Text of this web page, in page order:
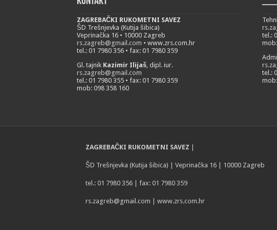
ZAGREBAČKI RUKOMETNI SAVEZ
ŠD Trešnjevka (Kutija šibica)
Veprinačka 16 • 10000 Zagreb
rs.zagreb@gmail.com • www.zrs.com.hr
tel.: 01 7980 356 • fax: 01 7980 359
Gl. tajnik Kazimir Ilijaš, dipl. iur.
rs.zagreb@gmail.com
tel.: 01 7980 355 • fax: 01 7980 359
mob: 098 358 160
tel.:
tel.:
ZAGREBAČKI RUKOMETNI SAVEZ
ŠD Trešnjevka (Kutija šibica) | Veprinačka 16 | 10000 Zagreb
tel.: 01 7980 356 | fax: 01 7980 359
rs.zagreb@gmail.com | www.zrs.com.hr